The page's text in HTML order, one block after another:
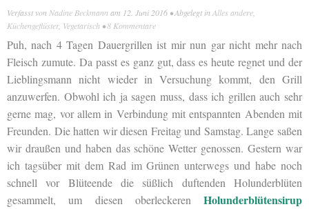
Verfasst von Nadine Beckmann am 12. Juni 2016 • Abgelegt in Alles andere
Küchengeflüster, Vegetarisch •8 Kommentare
Puh, nach 4 Tagen Dauergrillen ist mir nun gar nicht mehr nach
Fleisch zumute. Da passt es ganz gut, dass es heute regnet und der
Lieblingsmann nicht wieder in Versuchung kommt, den Grill
anzuwerfen. Obwohl ich ja sagen muss, dass ich grillen auch sehr
gerne mag, vor allem in Verbindung mit entspannten Abenden mit
Freunden. Die hatten wir diesen Freitag und Samstag. Lange saßen
wir draußen und haben das schöne Wetter genossen. Gestern war
ich tagsüber mit dem Rad im Grünen unterwegs und habe noch
schnell vor Blüteende die süßlich duftenden Holunderblüten
gesammelt, um diesen oberleckeren Holunderblütensirup